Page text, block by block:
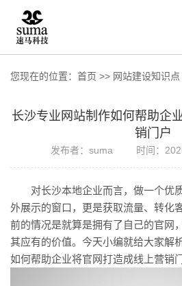
您现在的位置： 首页 >> 网站建设知识点
长沙专业网站制作如何帮助企
销门户
发布者：suma 时间：
对长沙本地企业而言，做一个优
外展示的窗口，更是获取流量、转化
前的情况是就算是拥有了自己的官网
其应有的价值。今天小编就给大家解
如何帮助企业将官网打造成线上营销门